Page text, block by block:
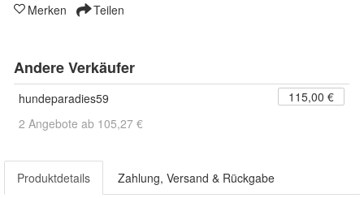
Merken Teilen
Andere Verkäufer
hundeparadies59
115,00 €
2 Angebote ab 105,27 €
Produktdetails Zahlung, Versand & Rückgabe